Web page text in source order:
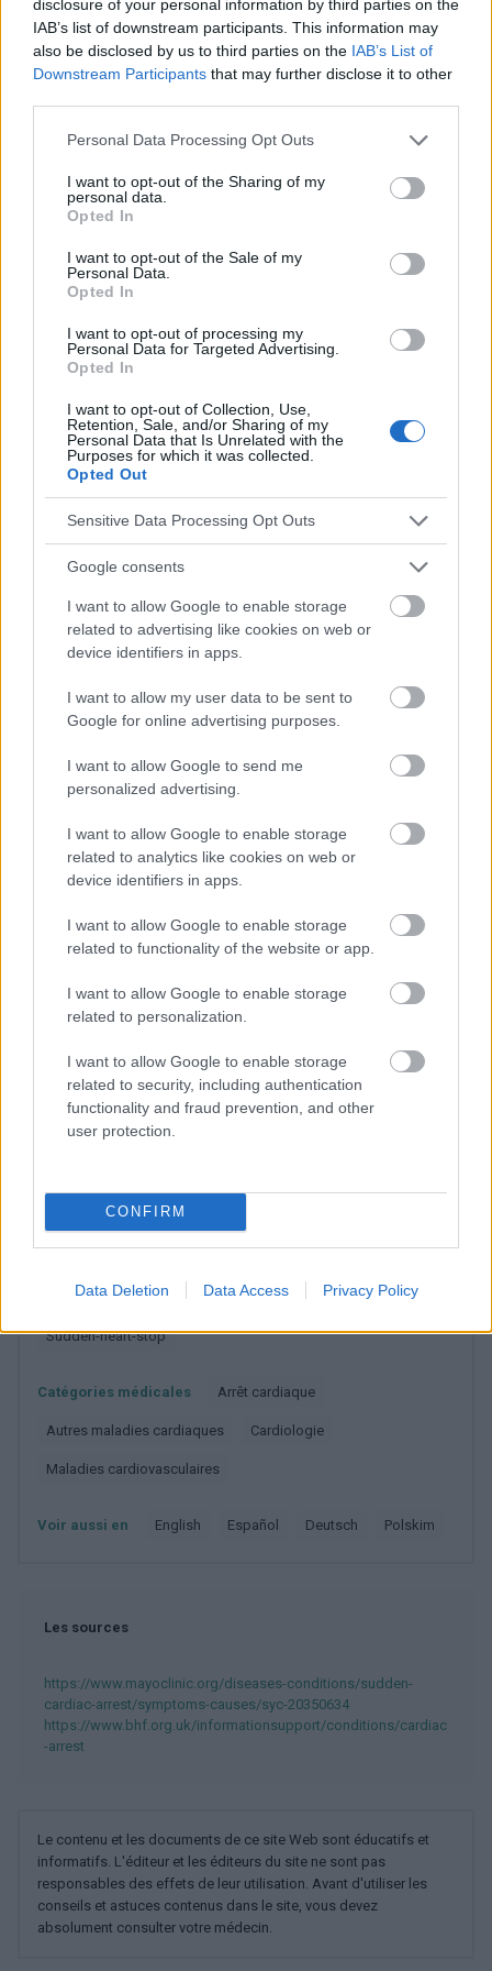
disclosure of your personal information by third parties on the
IAB’s list of downstream participants. This information may
also be disclosed by us to third parties on the IAB’s List of
Downstream Participants that may further disclose it to other
Please note that this website/app uses one or more Google
not limited to your visit or usage behaviour. You may click to
grant or deny consent to Google and its third-party tags to
use your data for below specified purposes in below Google
consent section.
Personal Data Processing Opt Outs
I want to opt-out of the Sharing of my
personal data.
Opted In
I want to opt-out of the Sale of my
Personal Data.
Opted In
I want to opt-out of processing my
Personal Data for Targeted Advertising.
Opted In
I want to opt-out of Collection, Use,
Retention, Sale, and/or Sharing of my
Personal Data that Is Unrelated with the
Purposes for which it was collected.
Opted Out
Sensitive Data Processing Opt Outs
Google consents
I want to allow Google to enable storage
related to advertising like cookies on web or
device identifiers in apps.
I want to allow my user data to be sent to
Google for online advertising purposes.
I want to allow Google to send me
personalized advertising.
I want to allow Google to enable storage
related to analytics like cookies on web or
device identifiers in apps.
I want to allow Google to enable storage
related to functionality of the website or app.
I want to allow Google to enable storage
related to personalization.
I want to allow Google to enable storage
related to security, including authentication
functionality and fraud prevention, and other
user protection.
CONFIRM
Data Deletion Data Access Privacy Policy
Évaluez la sécurité du patient et la vôtre.
Vérifiez que le patient est conscient.
l'aide.
Dégagez les voies respiratoires. Allongez la
personne secourue sur le dos, penchez sa tête
prothèses dentaires mal fixées et tout corps
Observez et écoutez la respiration et essayez
penchant sur la victime.
Appelez les secours médicaux en composant le
999 ou le 112.
Commencez le massage cardiaque externe.
Effectuez des compressions thoraciques.
Allongez le patient sur le dos sur une surface
ferme et comprimez la partie médiane du
rythme de 100-120/min. Chez l'adulte,
insufflations de secours, puis continuez les
de secours dans un rapport de 30:2. Il est
acceptable d'effectuer le massage seul, sans
ventilation.
N'oubliez pas que la rapidité de votre réaction est
Utile? Partagez-le sur Facebook!
nous sur
News
Sujets Arrêt cardiaque Cœur Nzk
Sudden-heart-stop
Catégories médicales Arrêt cardiaque
Autres maladies cardiaques Cardiologie
Maladies cardiovasculaires
Voir aussi en english español deutsch polskim
Les sources
https://www.mayoclinic.org/diseases-conditions/sudden-
cardiac-arrest/symptoms-causes/syc-20350634
https://www.bhf.org.uk/informationsupport/conditions/cardiac
-arrest
Le contenu et les documents de ce site Web sont éducatifs et
informatifs. L'éditeur et les éditeurs du site ne sont pas
responsables des effets de leur utilisation. Avant d'utiliser les
conseils et astuces contenus dans le site, vous devez
absolument consulter votre médecin.